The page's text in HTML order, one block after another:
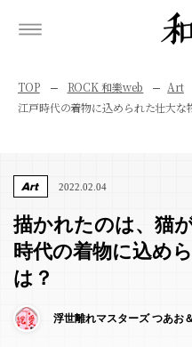
TOP ROCK 和樂web Art
江戸時代の着物に込められた壮大な
Art 2022.02.04
描かれたのは、猫
時代の着物に込め
は？
浮世離れマスターズ つあお